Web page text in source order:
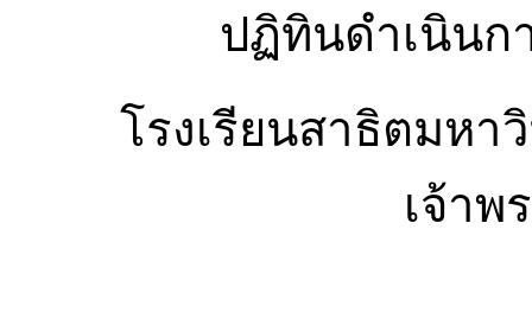
ปฏิทินดำเนินก
โรงเรียนสาธิตมหา
เจ้าพ